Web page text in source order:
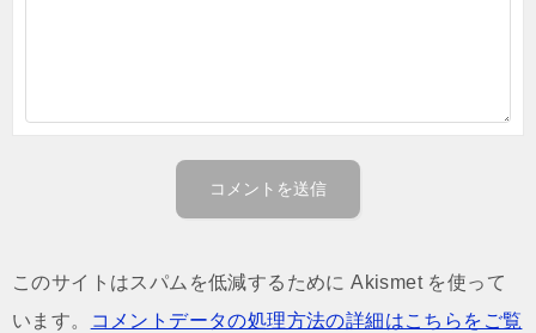
このサイトはスパムを低減するために Akismet を使って
います。
コメントデータの処理方法の詳細はこちらをご覧